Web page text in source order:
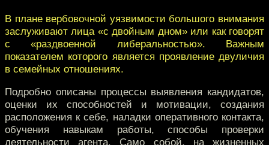
В плане вербовочной уязвимости большого внимания
заслуживают лица «с двойным дном» или как говорят
с «раздвоенной либеральностью». Важным
показателем которого является проявление двуличия
в семейных отношениях.
Подробно описаны процессы выявления кандидатов,
оценки их способностей и мотивации, создания
расположения к себе, наладки оперативного контакта,
обучения навыкам работы, способы проверки
деятельности агента. Само собой, на жизненных